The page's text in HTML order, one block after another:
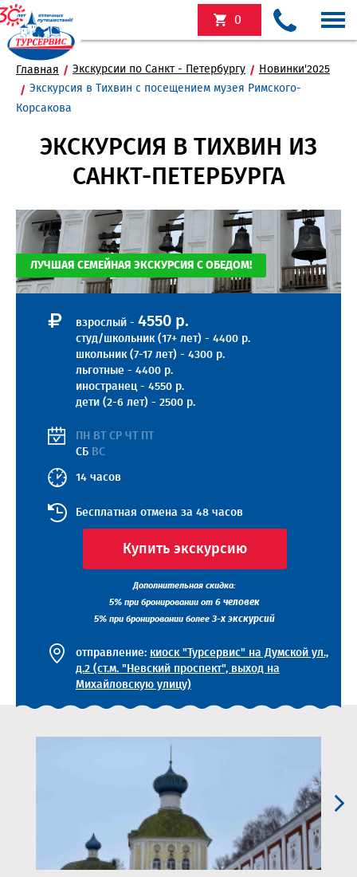
0
Главная Экскурсии по Санкт - Петербургу
Новинки'2025
Экскурсия в Тихвин с посещением музея Римского-
Корсакова
ЭКСКУРСИЯ В ТИХВИН ИЗ
САНКТ-ПЕТЕРБУРГА
ЛУЧШАЯ СЕМЕЙНАЯ ЭКСКУРСИЯ С ОБЕДОМ!
взрослый - 4550 р.
студ/школьник (17+ лет) - 4400 р.
школьник (7-17 лет) - 4300 р.
льготные - 4400 р.
иностранец - 4550 р.
дети (2-6 лет) - 2500 р.
ПН ВТ СР ЧТ ПТ
СБ ВС
14 часов
Бесплатная отмена за 48 часов
Купить экскурсию
Дополнительная скидка:
5% при бронировании от 6 человек
5% при бронировании более 3-х экскурсий
отправление: киоск "Турсервис" на Думской ул.,
д.2 (ст.м. "Невский проспект", выход на
Михайловскую улицу)